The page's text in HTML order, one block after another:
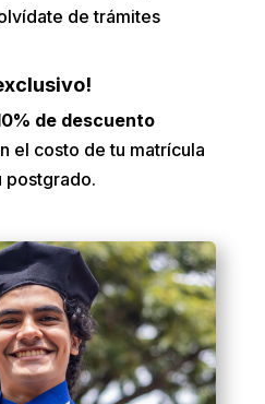
de trámites
de descuento
el costo de tu matrícula
postgrado.